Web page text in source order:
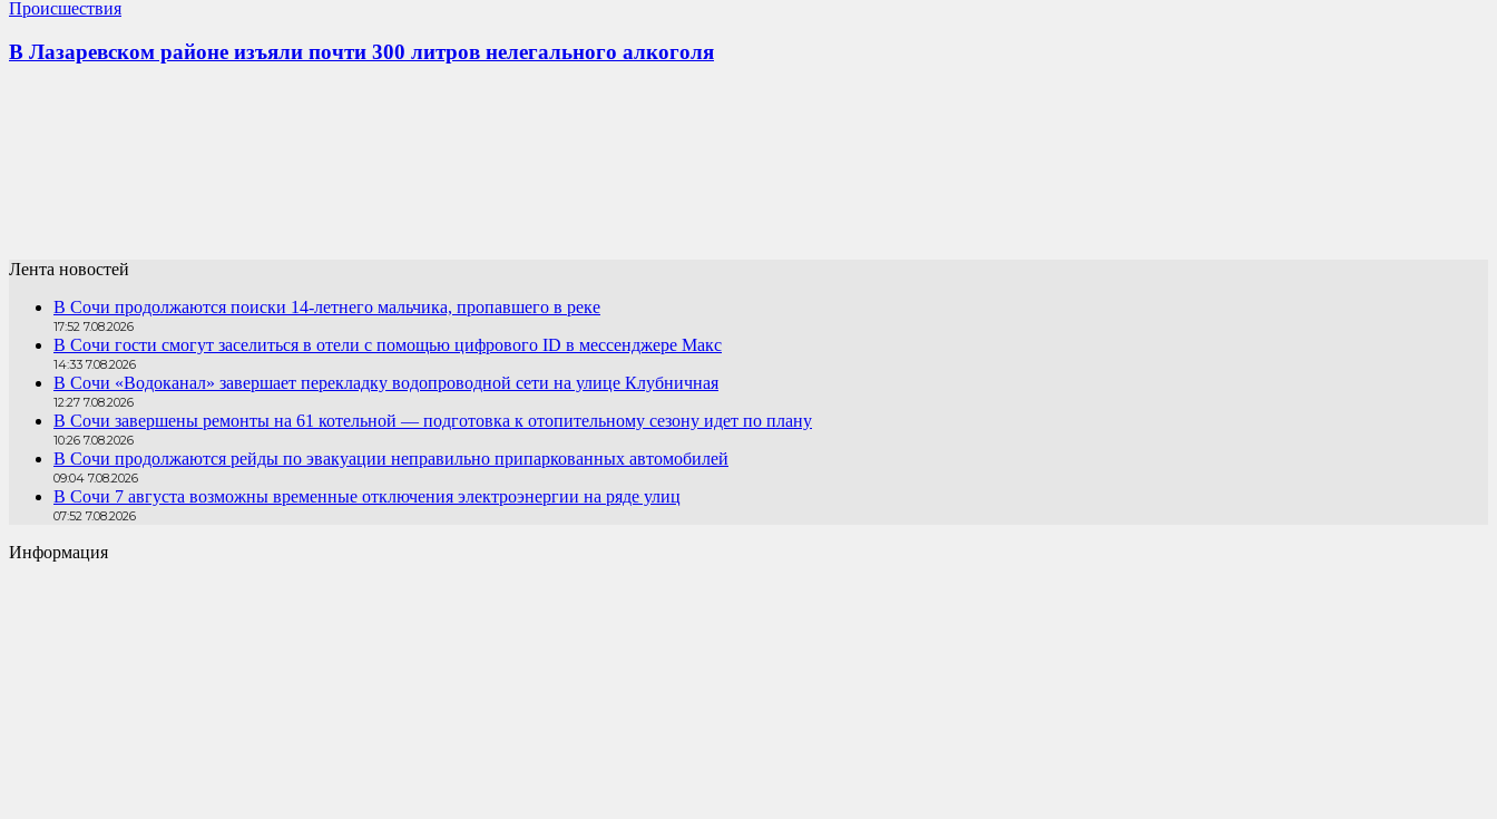
Происшествия
В Лазаревском районе изъяли почти 300 литров нелегального алкоголя
Лента новостей
В Сочи продолжаются поиски 14-летнего мальчика, пропавшего в реке
17:52 7.08.2026
В Сочи гости смогут заселиться в отели с помощью цифрового ID в мессенджере Макс
14:33 7.08.2026
В Сочи «Водоканал» завершает перекладку водопроводной сети на улице Клубничная
12:27 7.08.2026
В Сочи завершены ремонты на 61 котельной — подготовка к отопительному сезону идет по плану
10:26 7.08.2026
В Сочи продолжаются рейды по эвакуации неправильно припаркованных автомобилей
09:04 7.08.2026
В Сочи 7 августа возможны временные отключения электроэнергии на ряде улиц
07:52 7.08.2026
Информация